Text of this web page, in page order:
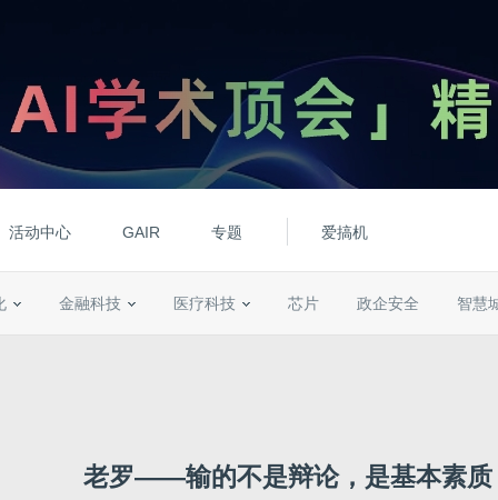
活动中心 GAIR 专题 爱搞机
金融科技 医疗科技 芯片 政企安全 智慧
老罗——输的不是辩论，是基本素质